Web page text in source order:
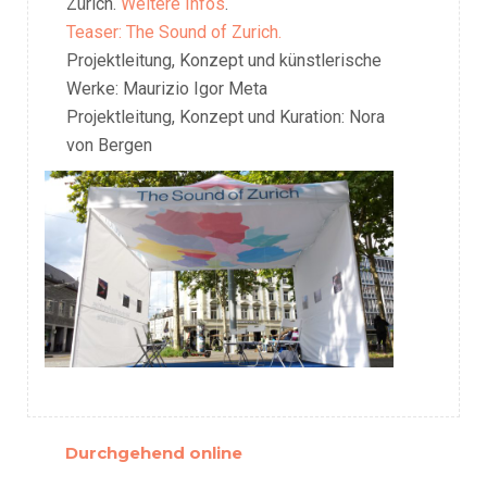
zusammen eine kaleidoskopische Vision von
Zürich.Weitere Infos.
Teaser: The Sound of Zurich.
Projektleitung, Konzept und künstlerische
Werke: Maurizio Igor Meta
Projektleitung, Konzept und Kuration: Nora
von Bergen